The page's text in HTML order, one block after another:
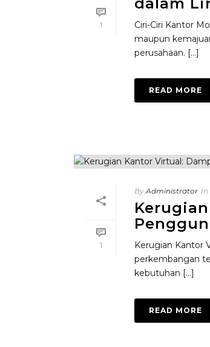
1
Ciri-Ciri Kantor
maupun
perusahaan. [...]
READ MORE
1
By Administrator In
Kerugian Kantor
perkembangan
kebutuhan [...]
READ MORE